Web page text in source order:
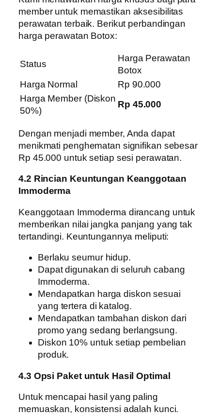
member untuk memastikan aksesibilitas
perawatan terbaik. Berikut perbandingan
harga perawatan Botox:
Status
Harga Perawatan
Botox
Harga Normal
Rp 90.000
Harga Member (Diskon
50%)
Rp 45.000
Dengan menjadi member, Anda dapat
menikmati penghematan signifikan sebesar
Rp 45.000 untuk setiap sesi perawatan.
4.2 Rincian Keuntungan Keanggotaan
Immoderma
Keanggotaan Immoderma dirancang untuk
memberikan nilai jangka panjang yang tak
tertandingi. Keuntungannya meliputi:
Berlaku seumur hidup.
Dapat digunakan di seluruh cabang
Immoderma.
Mendapatkan harga diskon sesuai
yang tertera di katalog.
Mendapatkan tambahan diskon dari
promo yang sedang berlangsung.
Diskon 10% untuk setiap pembelian
produk.
4.3 Opsi Paket untuk Hasil Optimal
Untuk mencapai hasil yang paling
memuaskan, konsistensi adalah kunci.